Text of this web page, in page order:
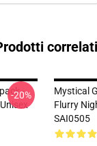
correlati
-
-20%
Mystical
Flurry
SAI0505